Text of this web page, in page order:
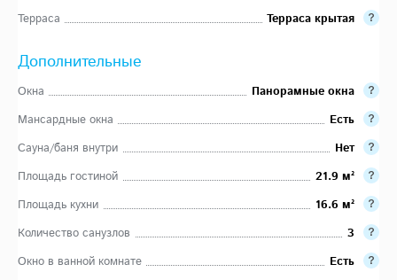
Терраса
Терраса крытая
Дополнительные
Окна
Панорамные окна
Мансардные окна
Есть
Сауна/баня внутри
Нет
Площадь гостиной
21.9 м²
Площадь кухни
16.6 м²
Количество санузлов
3
Окно в ванной комнате
Есть